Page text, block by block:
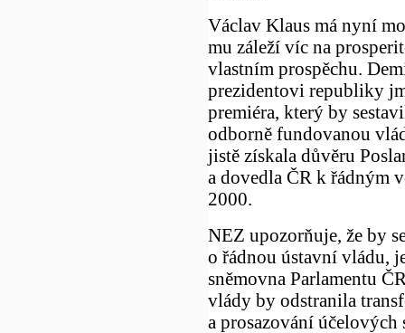
Václav Klaus má nyní
mu záleží víc na
vlastním prospěchu.
prezidentovi republiky
premiéra, který by
odborně fundovanou
jistě získala důvěru
a dovedla ČR k řádným
2000.
NEZ upozorňuje, že by
o řádnou ústavní vládu,
sněmovna Parlamentu
vlády by odstranila
a prosazování účelových